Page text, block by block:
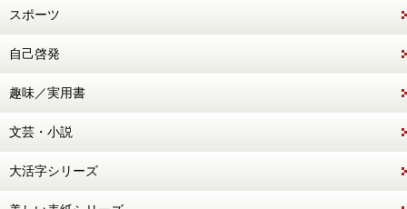
スポーツ
自己啓発
趣味／実用書
文芸・小説
大活字シリーズ